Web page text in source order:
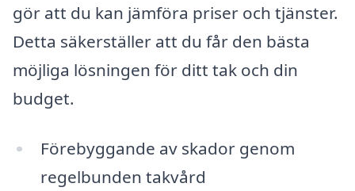
gör att du kan jämföra priser och tjänster.
Detta säkerställer att du får den bästa
möjliga lösningen för ditt tak och din
budget.
Förebyggande av skador genom
regelbunden takvård